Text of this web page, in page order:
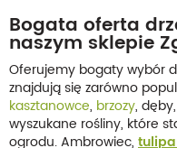
Bogata oferta
naszym sklepie
Oferujemy bogaty wybór
znajdują się zarówno
kasztanowce, brzozy,
wyszukane rośliny, które
ogrodu. Ambrowiec,